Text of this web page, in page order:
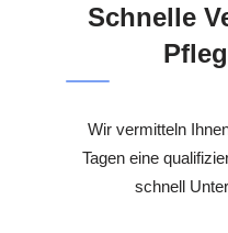
Schnelle
Wir vermitteln
Tagen eine
schnell